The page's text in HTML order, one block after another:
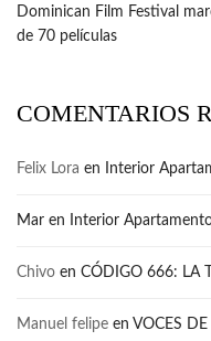
Dominican Film Festival
de 70 películas
COMENTARIOS
Felix Lora en Interior
Mar en Interior
Chivo en CÓDIGO 666: LA
Manuel felipe en VOCES